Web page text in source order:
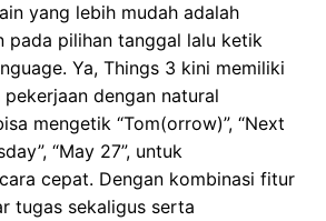
yang lebih mudah adalah
pada pilihan tanggal lalu ketik
Ya, Things 3 kini memiliki
dengan natural
mengetik “Tom(orrow)”, “Next
“May 27”, untuk
cepat. Dengan kombinasi fitur
tugas sekaligus serta